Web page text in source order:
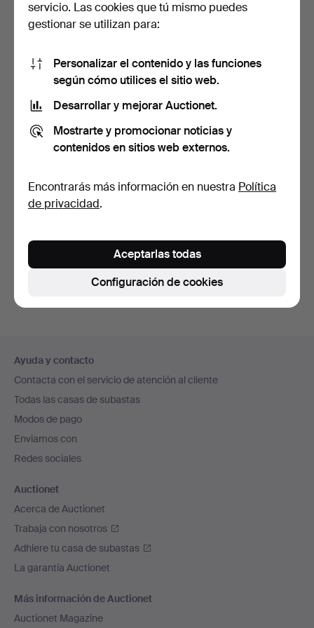
TISSOT, reloj de pulsera, 17
mm, oro blanc…
792 USD
RELOJ DE PULSERA, oro
de 14K, primer cuart…
1 día
422 USD
También puedes buscar ennuestro archivo de
subastas concluidas.
en
el
pie
de
página
Ayuda y contacto
Contacta con el servicio de atención al cliente
Todas las casas de subastas
Modos de pago
Enviamos con
Redes sociales
Auctionet
Acerca de Auctionet
Trabaja con nosotros
Adhiere tu casa de subastas
La garantía Auctionet
Más información de Auctionet
Auctionet Magazine
servicio. Las cookies que tú mismo puedes
gestionar se utilizan para:
Personalizar el contenido y las funciones
según cómo utilices el sitio web.
Desarrollar y mejorar Auctionet.
Mostrarte y promocionar noticias y
contenidos en sitios web externos.
Encontrarás más información en nuestra Política
de privacidad.
Configuración de cookies
Aceptarlas todas